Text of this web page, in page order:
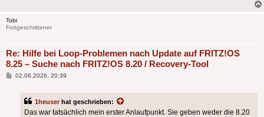
Tobi
Fortgeschrittener
Re: Hilfe bei Loop-Problemen nach Update auf FRITZ!OS
8.25 – Suche nach FRITZ!OS 8.20 / Recovery-Tool
Beitrag
02.06.2026, 20:39
1heuser hat geschrieben:
Das war tatsächlich mein erster Anlaufpunkt. Sie geben weder die 8.20